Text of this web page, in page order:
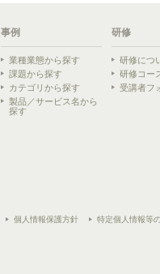
事例
業種業態から探す
課題から探す
カテゴリから探す
製品／サービス名から
探す
研修
研修につ
研修コー
受講者フ
個人情報保護方針 特定個人情報等